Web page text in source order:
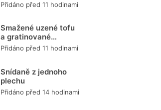
Přidáno před 11 hodinami
Smažené uzené tofu
a gratinované
brambory
Přidáno před 11 hodinami
Snídaně z jednoho
plechu
Přidáno před 14 hodinami